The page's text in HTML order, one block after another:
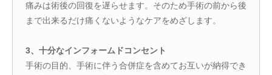
痛みは術後の回復を遅らせます。そのため手術の前から後
まで出来るだけ痛くないようなケアをめざします。
3、十分なインフォームドコンセント
手術の目的、手術に伴う合併症を含めてお互いが納得でき